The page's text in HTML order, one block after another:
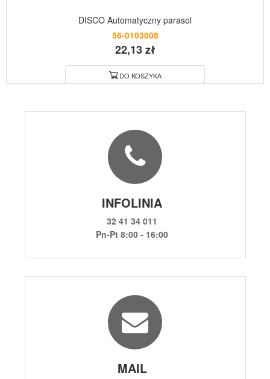
DISCO Automatyczny parasol
56-0103008
22,13 zł
DO KOSZYKA
INFOLINIA
32 41 34 011
Pn-Pt 8:00 - 16:00
MAIL